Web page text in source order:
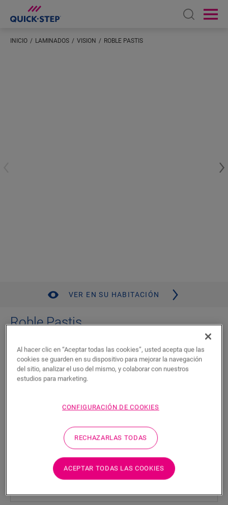
Open
INICIO LAMINADOS VISION ROBLE PASTIS
VER EN SU HABITACIÓN
Roble Pastis
Resistente al agua
Resistencia a las manchas y las rayaduras
Fácil de instalar
¿Quiere ver este piso en la vida real? ¿Le queda alguna
pregunta por hacer? ¡No se preocupe! Siempre hay un
distribuidor cerca.
Al hacer clic en “Aceptar todas las cookies”, usted acepta que las
cookies se guarden en su dispositivo para mejorar la navegación
del sitio, analizar el uso del mismo, y colaborar con nuestros
estudios para marketing.
CONFIGURACIÓN DE COOKIES
RECHAZARLAS TODAS
ACEPTAR TODAS LAS COOKIES